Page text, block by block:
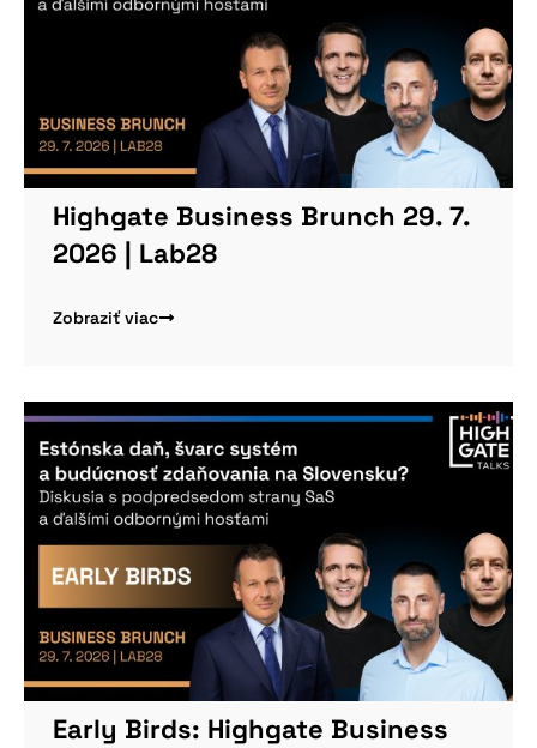
Highgate Business Brunch 29. 7.
2026 | Lab28
Zobraziť viac
Early Birds: Highgate Business